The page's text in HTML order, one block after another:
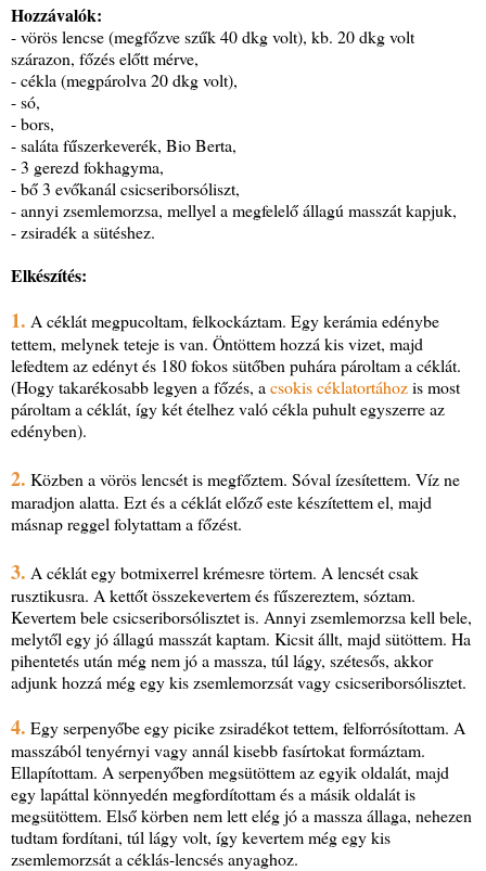
Hozzávalók:
- vörös lencse (megfőzve szűk 40 dkg volt), kb. 20 dkg volt
szárazon, főzés előtt mérve,
- cékla (megpárolva 20 dkg volt),
- só,
- bors,
- saláta fűszerkeverék, Bio Berta,
- 3 gerezd fokhagyma,
- bő 3 evőkanál csicseriborsóliszt,
- annyi zsemlemorzsa, mellyel a megfelelő állagú masszát kapjuk,
- zsiradék a sütéshez.
Elkészítés:
1. A céklát megpucoltam, felkockáztam. Egy kerámia edénybe
tettem, melynek teteje is van. Öntöttem hozzá kis vizet, majd
lefedtem az edényt és 180 fokos sütőben puhára pároltam a céklát.
(Hogy takarékosabb legyen a főzés, a csokis céklatortáhozis most
pároltam a céklát, így két ételhez való cékla puhult egyszerre az
edényben).
2. Közben a vörös lencsét is megfőztem. Sóval ízesítettem. Víz ne
maradjon alatta. Ezt és a céklát előző este készítettem el, majd
másnap reggel folytattam a főzést.
3. A céklát egy botmixerrel krémesre törtem. A lencsét csak
rusztikusra. A kettőt összekevertem és fűszereztem, sóztam.
Kevertem bele csicseriborsólisztet is. Annyi zsemlemorzsa kell bele,
melytől egy jó állagú masszát kaptam. Kicsit állt, majd sütöttem. Ha
pihentetés után még nem jó a massza, túl lágy, szétesős, akkor
adjunk hozzá még egy kis zsemlemorzsát vagy csicseriborsólisztet.
4. Egy serpenyőbe egy picike zsiradékot tettem, felforrósítottam. A
masszából tenyérnyi vagy annál kisebb fasírtokat formáztam.
Ellapítottam. A serpenyőben megsütöttem az egyik oldalát, majd
egy lapáttal könnyedén megfordítottam és a másik oldalát is
megsütöttem. Első körben nem lett elég jó a massza állaga, nehezen
tudtam fordítani, túl lágy volt, így kevertem még egy kis
zsemlemorzsát a céklás-lencsés anyaghoz.